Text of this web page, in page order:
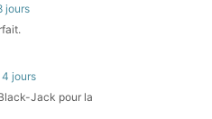
jours
jours
Jack pour la